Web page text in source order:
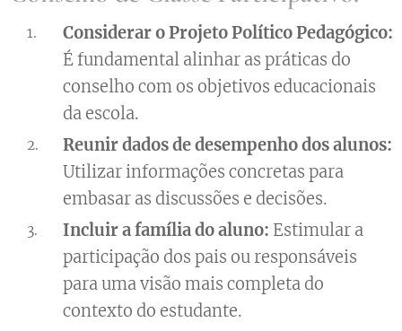
Considerar o Projeto Político Pedagógico:
É fundamental alinhar as práticas do
conselho com os objetivos educacionais
da escola.
Reunir dados de desempenho dos alunos:
Utilizar informações concretas para
embasar as discussões e decisões.
Incluir a família do aluno: Estimular a
participação dos pais ou responsáveis
para uma visão mais completa do
contexto do estudante.